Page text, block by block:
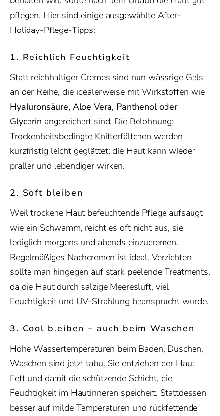
pflegen. Hier sind einige ausgewählte After-
Holiday-Pflege-Tipps:
1. Reichlich Feuchtigkeit
Statt reichhaltiger Cremes sind nun wässrige Gels
an der Reihe, die idealerweise mit Wirkstoffen wie
Hyaluronsäure, Aloe Vera, Panthenol oder
Glycerin angereichert sind. Die Belohnung:
Trockenheitsbedingte Knitterfältchen werden
kurzfristig leicht geglättet; die Haut kann wieder
praller und lebendiger wirken.
2. Soft bleiben
Weil trockene Haut befeuchtende Pflege aufsaugt
wie ein Schwamm, reicht es oft nicht aus, sie
lediglich morgens und abends einzucremen.
Regelmäßiges Nachcremen ist ideal. Verzichten
sollte man hingegen auf stark peelende Treatments,
da die Haut durch salzige Meeresluft, viel
Feuchtigkeit und UV-Strahlung beansprucht wurde.
3. Cool bleiben – auch beim Waschen
Hohe Wassertemperaturen beim Baden, Duschen,
Waschen sind jetzt tabu. Sie entziehen der Haut
Fett und damit die schützende Schicht, die
Feuchtigkeit im Hautinneren speichert. Stattdessen
besser auf milde Temperaturen und rückfettende